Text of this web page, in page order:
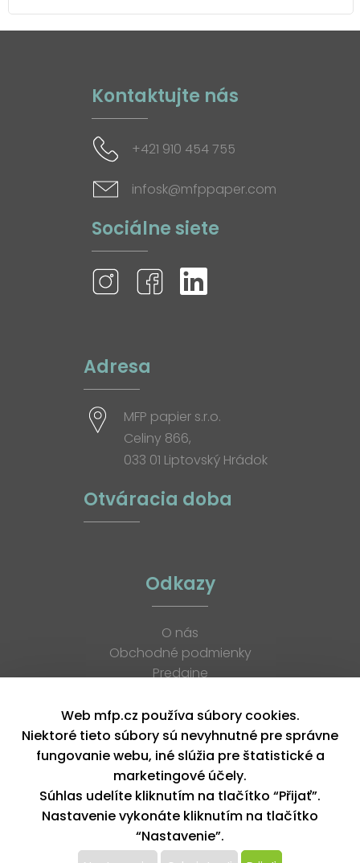
Kontaktujte nás
+421 910 454 755
infosk@mfppaper.com
Sociálne siete
Adresa
MFP papier s.r.o.
Celiny 866,
033 01 Liptovský Hrádok
Otváracia doba
Odkazy
O nás
Obchodné podmienky
Predajne
K stiahnutiu
Blog
Kontakt
Kariéra
XML feed
Copyright © 2026, MFP paper s. r. o. | Všetky práva vyhradené
design by MFP
Web mfp.cz používa súbory cookies.
Niektoré tieto súbory sú nevyhnutné pre správne
fungovanie webu, iné slúžia pre štatistické a
marketingové účely.
Súhlas udelíte kliknutím na tlačítko “Přijať”.
Nastavenie vykonáte kliknutím na tlačítko
“Nastavenie”.